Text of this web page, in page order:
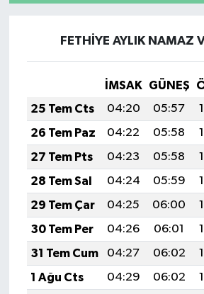
FETHİYE AYLIK NAMAZ
İMSAK GÜNEŞ
25 Tem Cts
04:20 05:57
26 Tem Paz
04:22 05:58
27 Tem Pts
04:23 05:58
28 Tem Sal
04:24 05:59
29 Tem Çar
04:25 06:00
30 Tem Per
04:26 06:01
31 Tem Cum
04:27 06:02
1 Ağu Cts
04:29 06:02